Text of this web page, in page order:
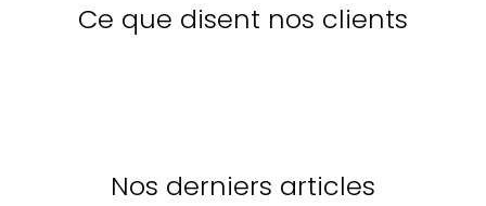
Ce que disent nos clients
Nos derniers articles